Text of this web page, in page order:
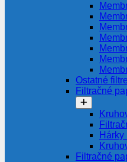
Ostatné filtre
Filtračné
Hárky
Filtračné